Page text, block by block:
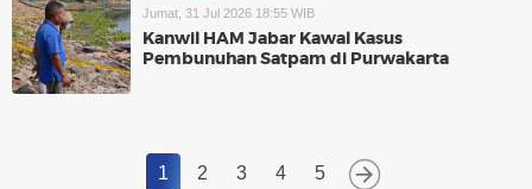
Jumat, 31 Jul 2026 18:55 WIB
Kanwil HAM Jabar Kawal Kasus
Pembunuhan Satpam di Purwakarta
1 2 3 4 5